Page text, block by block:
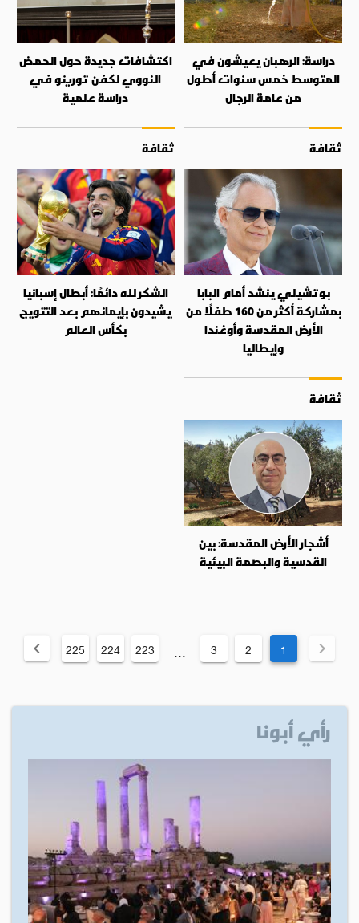
دراسة: الرهبان يعيشون في
المتوسط خمس سنوات أطول
من عامة الرجال
اكتشافات جديدة حول الحمض
النووي لكفن تورينو في
دراسة علمية
ثقافة
بوتشيلي ينشد أمام البابا
بمشاركة أكثر من 160 طفلًا من
الأرض المقدسة وأوغندا
وإيطاليا
ثقافة
الشكر لله دائمًا: أبطال إسبانيا
يشيدون بإيمانهم بعد التتويج
بكأس العالم
ثقافة
أشجار الأرض المقدسة: بين
القدسية والبصمة البيئية
1
2
3
...
223
224
225
رأي أبونا